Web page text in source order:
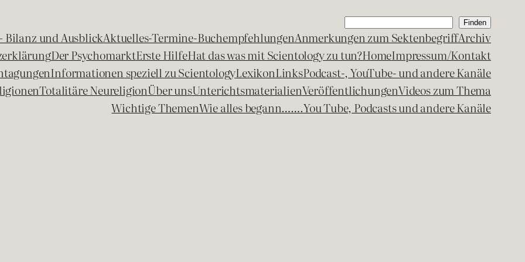
Suchen Finden
Bilanz und AusblickAktuelles-Termine-BuchempfehlungenAnmerkungen zum SektenbegriffArchiv
Der PsychomarktErste HilfeHat das was mit Scientology zu tun?HomeImpressum/Kontakt
Informationen speziell zu ScientologyLexikonLinksPodcast-, YouTube- und andere Kanäle
Totalitäre NeureligionÜber unsUnterichtsmaterialienVeröffentlichungenVideos zum Thema
Wichtige ThemenWie alles begann…….You Tube, Podcasts und andere Kanäle